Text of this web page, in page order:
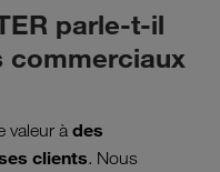
parle-t-il
commerciaux
valeur à des
clients. Nous